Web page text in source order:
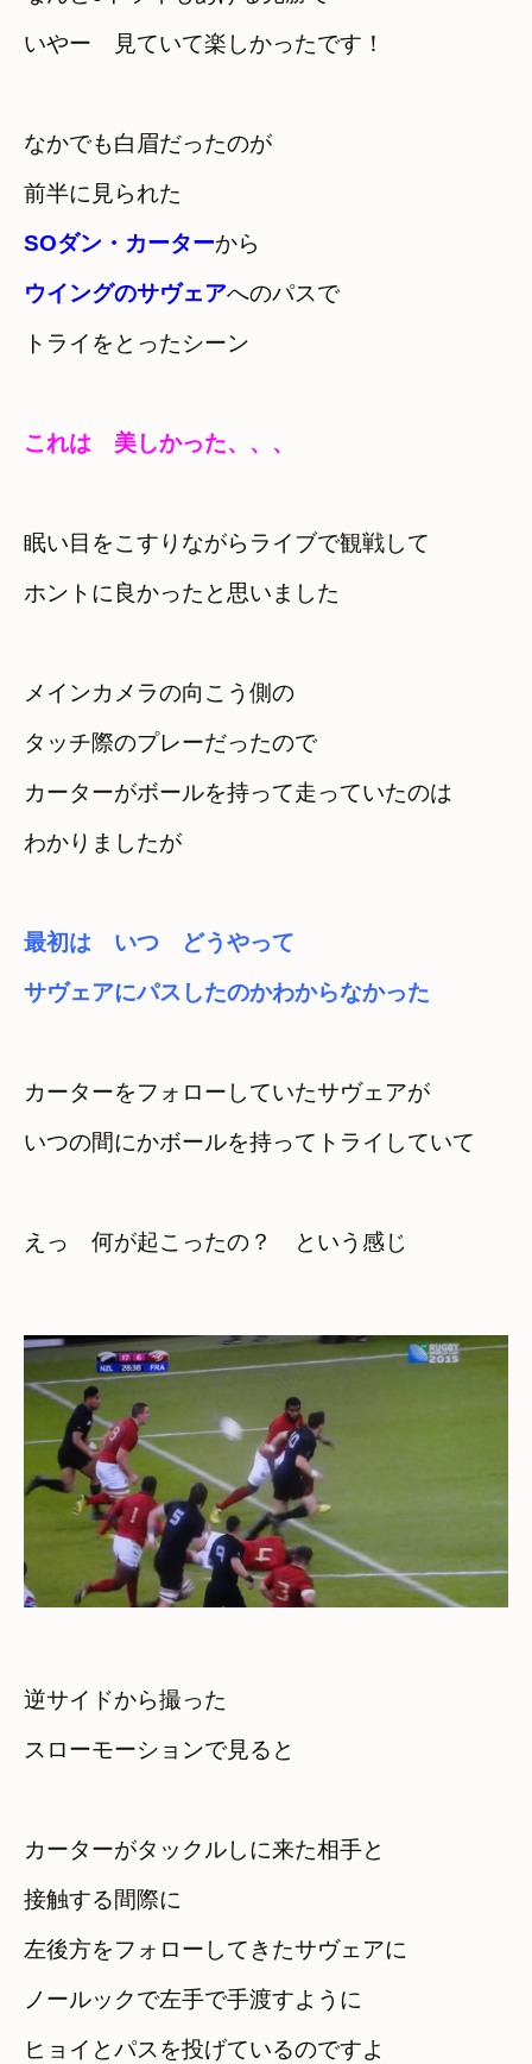
いやー　見ていて楽しかったです！
なかでも白眉だったのが
前半に見られた
SOダン・カーター
ウイングのサヴェアへのパスで
トライをとったシーン
これは　美しかった、、、
眠い目をこすりながらライブで観戦して
ホントに良かったと思いました
メインカメラの向こう側の
タッチ際のプレーだったので
カーターがボールを持って走っていたのは
最初は　いつ　どうやって
サヴェアにパスしたのかわからなかった
カーターをフォローしていたサヴェアが
いつの間にかボールを持ってトライしていて
えっ　何が起こったの？　という感じ
逆サイドから撮った
スローモーションで見ると
カーターがタックルしに来た相手と
接触する間際に
左後方をフォローしてきたサヴェアに
ノールックで左手で手渡すように
ヒョイとパスを投げているのですよ